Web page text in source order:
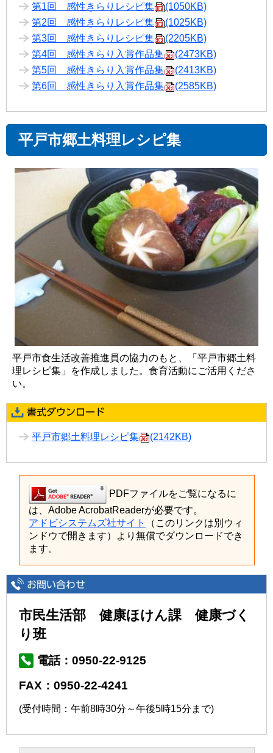
第1回 感性きらりレシピ集
(1050KB)
第2回 感性きらりレシピ集
(1025KB)
第3回 感性きらりレシピ集
(2205KB)
第4回 感性きらり入賞作品集
(2473KB)
第5回 感性きらり入賞作品集
(2413KB)
第6回 感性きらり入賞作品集
(2585KB)
平戸市郷土料理レシピ集
平戸市食生活改善推進員の協力のもと、「平戸市郷土料
理レシピ集」を作成しました。食育活動にご活用くださ
い。
平戸市郷土料理レシピ集 (2142KB)
PDFファイルをご覧になるに
は、Adobe AcrobatReaderが必要です。
アドビシステムズ社サイト
（このリンクは別ウィ
ンドウで開きます）より無償でダウンロードでき
ます。
市民生活部 健康ほけん課 健康づく
り班
電話：0950-22-9125
FAX：0950-22-4241
(受付時間：午前8時30分～午後5時15分まで)